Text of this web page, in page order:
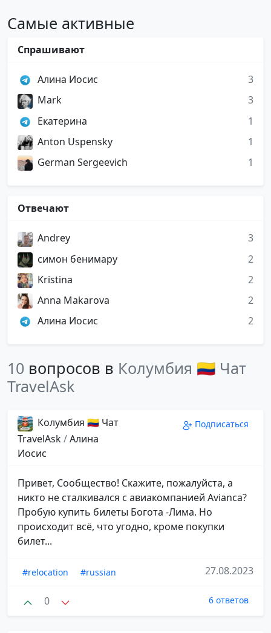
Самые активные
Спрашивают
Алина Иосис
3
Mark
3
Екатерина
1
Anton Uspensky
1
German Sergeevich
1
Отвечают
Andrey
3
симон бенимару
2
Kristina
2
Anna Makarova
2
Алина Иосис
2
10 вопросов в Колумбия 🇨🇴 Чат
TravelAsk
Колумбия 🇨🇴 Чат
TravelAsk/Алина
Иосис
Подписаться
Привет, Сообщество! Скажите, пожалуйста, а
никто не сталкивался с авиакомпанией Avianca?
Пробую купить билеты Богота -Лима. Но
происходит всё, что угодно, кроме покупки
билет...
#relocation #russian 27.08.2023
0 6 ответов